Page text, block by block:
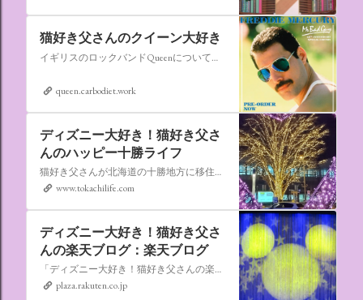
猫好き父さんのクイーン大好き
イギリスのロックバンドQueenについての情報をアップします。
queen.carbodiet.work
ディズニー大好き！猫好き父さ
んのハッピー十勝ライフ
猫好き父さんが北海道の十勝地方に移住しました。なれない北海道の暮らしについてお伝えします。
www.tokachilife.com
ディズニー大好き！猫好き父さ
んの楽天ブログ：楽天ブログ
「ディズニー大好き！猫好き父さんの楽天ブログ」にようこそ！ いろんなブログサービスが廃止になるなか満を持して楽天ブログをはじめようと思います。 よろしくお願いいたします。
plaza.rakuten.co.jp